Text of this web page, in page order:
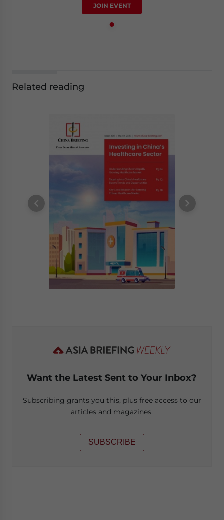
JOIN EVENT
Related reading
Want the Latest Sent to Your Inbox?
Subscribing grants you this, plus free access to our
articles and magazines.
SUBSCRIBE